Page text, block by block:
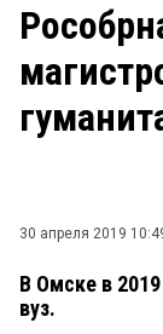
ЗАКОН
НОВОСТИ
30 апреля 2019
В Омске в
вуз.